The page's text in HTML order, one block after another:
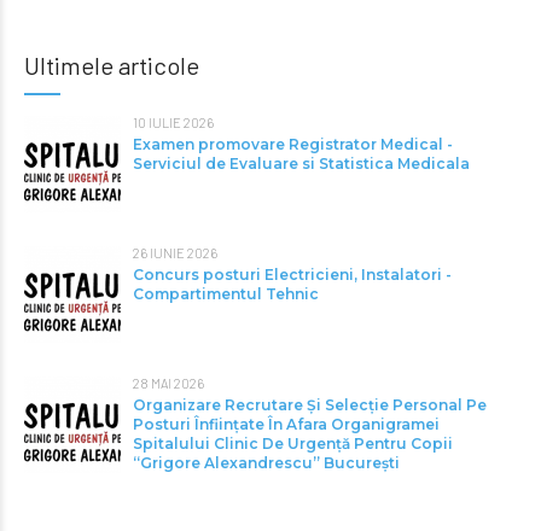
Ultimele articole
10 IULIE 2026
Examen promovare Registrator Medical -
Serviciul de Evaluare si Statistica Medicala
26 IUNIE 2026
Concurs posturi Electricieni, Instalatori -
Compartimentul Tehnic
28 MAI 2026
Organizare Recrutare Și Selecție Personal Pe
Posturi Înființate În Afara Organigramei
Spitalului Clinic De Urgență Pentru Copii
“Grigore Alexandrescu” Bucureşti